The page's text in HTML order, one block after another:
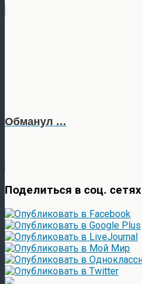
Обманул …
Поделиться в соц. сетях